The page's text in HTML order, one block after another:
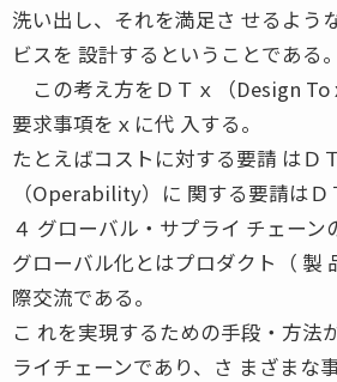
洗い出し、それを満足さ せるよう
ビスを 設計するということである。
この考え方をＤＴｘ（Design To
要求事項をｘに代 入する。
たとえばコストに対する要請 はＤ
（Operability）に 関する要請はＤ
４ グローバル・サプライ チェー
グローバル化とはプロダクト（ 製
際交流である。
こ れを実現するための手段・方法
ライチェーンであり、さ まざまな